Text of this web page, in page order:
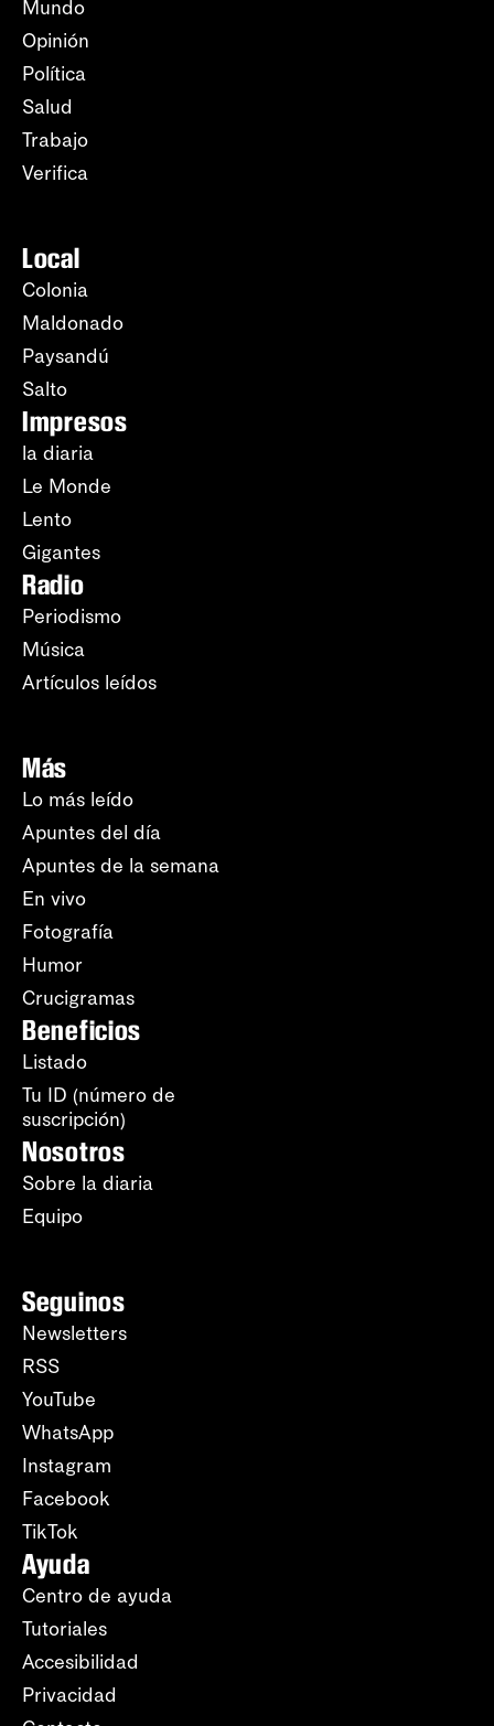
Mundo
Opinión
Política
Salud
Trabajo
Verifica
Local
Colonia
Maldonado
Paysandú
Salto
Impresos
la diaria
Le Monde
Lento
Gigantes
Radio
Periodismo
Música
Artículos leídos
Más
Lo más leído
Apuntes del día
Apuntes de la semana
En vivo
Fotografía
Humor
Crucigramas
Beneficios
Listado
Tu ID (número de
suscripción)
Nosotros
Sobre la diaria
Equipo
Seguinos
Newsletters
RSS
YouTube
WhatsApp
Instagram
Facebook
TikTok
Ayuda
Centro de ayuda
Tutoriales
Accesibilidad
Privacidad